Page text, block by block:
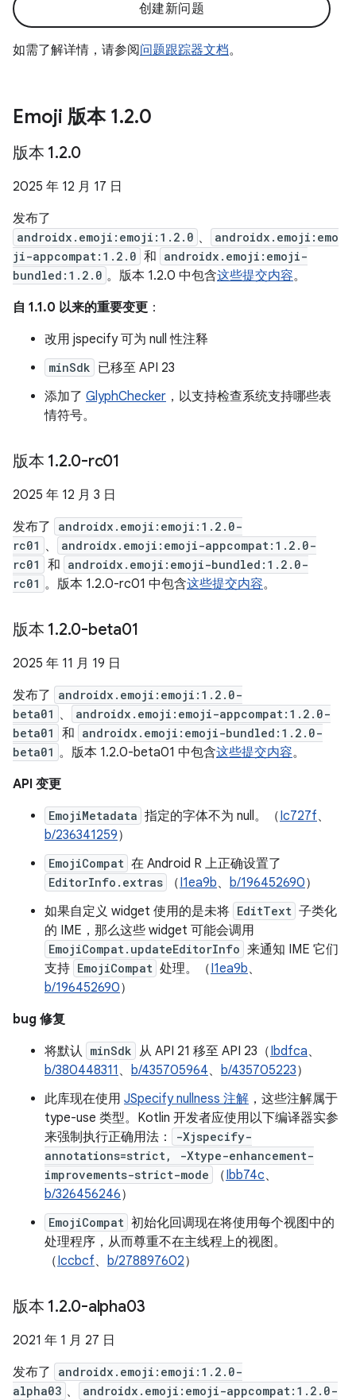
创建新问题
如需了解详情，请参阅问题跟踪器文档。
Emoji 版本 1.2.0
版本 1.2.0
2025 年 12 月 17 日
发布了
androidx.emoji:emoji:1.2.0 、
androidx.emoji:emo
ji-appcompat:1.2.0 和 androidx.emoji:emoji-
bundled:1.2.0 。版本 1.2.0 中包含这些提交内容。
自 1.1.0 以来的重要变更 ：
改用 jspecify 可为 null 性注释
minSdk 已移至 API 23
添加了 GlyphChecker ，以支持检查系统支持哪些表
情符号。
版本 1.2.0-rc01
2025 年 12 月 3 日
发布了
androidx.emoji:emoji:1.2.0-
rc01 、
androidx.emoji:emoji-appcompat:1.2.0-
rc01
和 androidx.emoji:emoji-bundled:1.2.0-
rc01 。版本 1.2.0-rc01 中包含这些提交内容。
版本 1.2.0-beta01
2025 年 11 月 19 日
发布了
androidx.emoji:emoji:1.2.0-
beta01 、
androidx.emoji:emoji-appcompat:1.2.0-
beta01
和 androidx.emoji:emoji-bundled:1.2.0-
beta01 。版本 1.2.0-beta01 中包含这些提交内容。
API 变更
EmojiMetadata 指定的字体不为 null。（Ic727f、
b/236341259）
EmojiCompat 在 Android R 上正确设置了
EditorInfo.extras （I1ea9b、 b/196452690）
如果自定义 widget 使用的是未将 EditText 子类化
的 IME，那么这些 widget 可能会调用
EmojiCompat.updateEditorInfo 来通知 IME 它们
支持 EmojiCompat 处理。（I1ea9b、
b/196452690）
bug 修复
将默认 minSdk 从 API 21 移至 API 23（Ibdfca、
b/380448311 、 b/435705964、 b/435705223）
此库现在使用 JSpecify nullness 注解 ，这些注解属于
type-use 类型。Kotlin 开发者应使用以下编译器实参
来强制执行正确用法：
-Xjspecify-
annotations=strict, -Xtype-enhancement-
improvements-strict-mode
（Ibb74c、
b/326456246）
EmojiCompat 初始化回调现在将使用每个视图中的
处理程序，从而尊重不在主线程上的视图。
（Iccbcf、 b/278897602）
版本 1.2.0-alpha03
2021 年 1 月 27 日
发布了
androidx.emoji:emoji:1.2.0-
alpha03 、 androidx.emoji:emoji-appcompat:1.2.0-